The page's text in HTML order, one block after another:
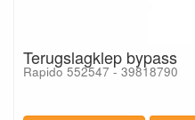
Terugslagklep bypass
Rapido 552547 - 39818790